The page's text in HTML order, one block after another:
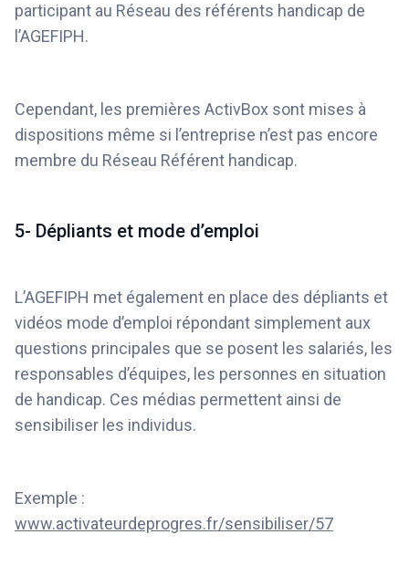
participant au Réseau des référents handicap de
l’AGEFIPH.
Cependant, les premières ActivBox sont mises à
dispositions même si l’entreprise n’est pas encore
membre du Réseau Référent handicap.
5- Dépliants et mode d’emploi
L’AGEFIPH met également en place des dépliants et
vidéos mode d’emploi répondant simplement aux
questions principales que se posent les salariés, les
responsables d’équipes, les personnes en situation
de handicap. Ces médias permettent ainsi de
sensibiliser les individus.
Exemple :
www.activateurdeprogres.fr/sensibiliser/57